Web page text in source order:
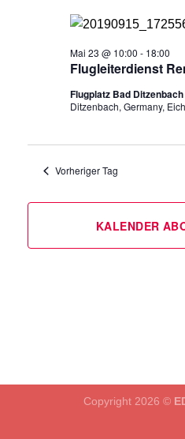
Flugleiterdienst
Mai 23 @ 10:00 - 18:00
Flugplatz Bad Ditzenbach
Ditzenbach, Germany,
Vorheriger Tag
KALENDER
Copyright 2026 ©